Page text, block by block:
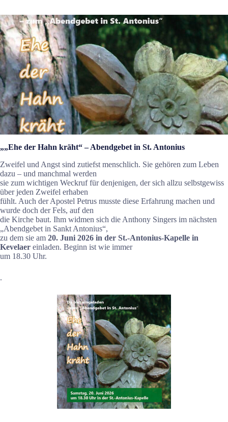
„„Ehe der Hahn kräht“ – Abendgebet in St. Antonius
Zweifel und Angst sind zutiefst menschlich. Sie gehören zum Leben
dazu – und manchmal werden
sie zum wichtigen Weckruf für denjenigen, der sich allzu selbstgewiss
über jeden Zweifel erhaben
fühlt. Auch der Apostel Petrus musste diese Erfahrung machen und
wurde doch der Fels, auf den
die Kirche baut. Ihm widmen sich die Anthony Singers im nächsten
„Abendgebet in Sankt Antonius“,
zu dem sie am 20. Juni 2026 in der St.-Antonius-Kapelle in
Kevelaer einladen. Beginn ist wie immer
um 18.30 Uhr.
.